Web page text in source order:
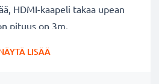
HDMI-kaapeli takaa upean
pituus on 3m.
LISÄÄ